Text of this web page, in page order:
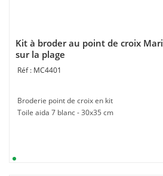
Kit à broder au point de croix
sur la plage
MC4401
Broderie point de croix en kit
Toile aida 7 blanc - 30x35 cm